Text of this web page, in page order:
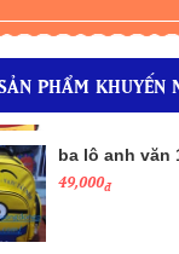
PHẨM KHUYẾN
49,000
Nón bảo hiểm
thương hiệu